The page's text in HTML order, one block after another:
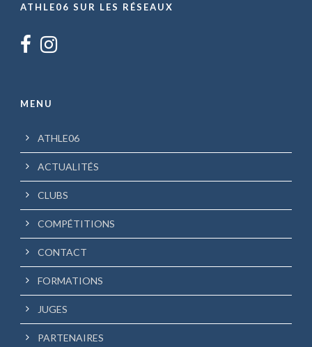
ATHLE06 SUR LES RÉSEAUX
MENU
ATHLE06
ACTUALITÉS
CLUBS
COMPÉTITIONS
CONTACT
FORMATIONS
JUGES
PARTENAIRES